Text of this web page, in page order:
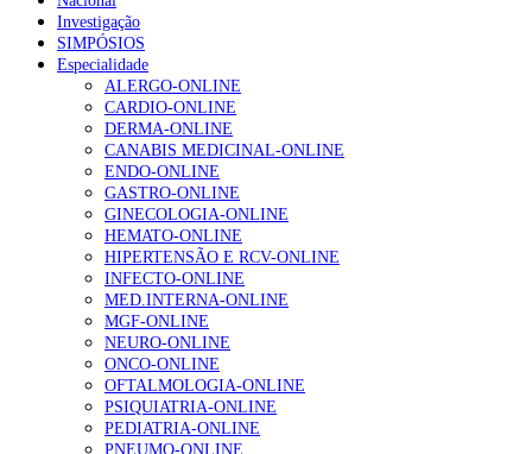
Investigação
SIMPÓSIOS
Especialidade
ALERGO-ONLINE
CARDIO-ONLINE
DERMA-ONLINE
CANABIS MEDICINAL-ONLINE
ENDO-ONLINE
GASTRO-ONLINE
GINECOLOGIA-ONLINE
HEMATO-ONLINE
HIPERTENSÃO E RCV-ONLINE
INFECTO-ONLINE
MED.INTERNA-ONLINE
MGF-ONLINE
NEURO-ONLINE
ONCO-ONLINE
OFTALMOLOGIA-ONLINE
PSIQUIATRIA-ONLINE
PEDIATRIA-ONLINE
PNEUMO-ONLINE